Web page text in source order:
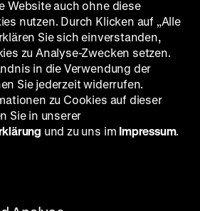
wechselseitiges
über dem Vorspann werden
Berliner Luft, dem
Versprechen eines freien
von afroamerikanischen
Wirken der Gefühle
an Sexszenen anlegt, in
Zwang und Erpressung
Ex-GI in Berlin,
einfachen Lesart. Als erratische
Sehnsüchte und Vorurteile
bewegt sie sich durch die
Website auch ohne diese
nutzen. Durch Klicken auf „Alle
Sie sich einverstanden,
zu Analyse-Zwecken setzen.
in die Verwendung der
Sie jederzeit widerrufen.
zu Cookies auf dieser
Sie in unserer
und zu uns im Impressum.